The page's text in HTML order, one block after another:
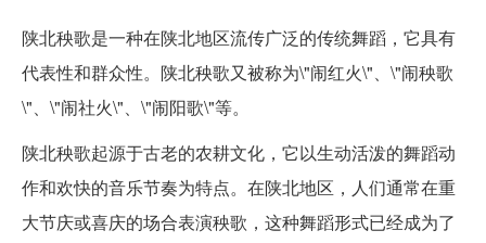
陕北秧歌是一种在陕北地区流传广泛的传统舞蹈，它具有
代表性和群众性。陕北秧歌又被称为\"闹红火\"、\"闹秧歌
\"、\"闹社火\"、\"闹阳歌\"等。
陕北秧歌起源于古老的农耕文化，它以生动活泼的舞蹈动
作和欢快的音乐节奏为特点。在陕北地区，人们通常在重
大节庆或喜庆的场合表演秧歌，这种舞蹈形式已经成为了